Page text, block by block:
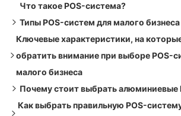
Что такое POS-система?
Типы POS-систем для малого бизнеса
1. Традиционные POS-системы
2. Облачные POS-системы
3. Мобильные POS-системы (mPOS)
Ключевые характеристики, на
обратить внимание при выборе POS-
малого бизнеса
1. Простота использования
2. Управление запасами
Почему стоит выбрать алюминиевые
1. Долговечность и прочность
Как выбрать правильную POS-